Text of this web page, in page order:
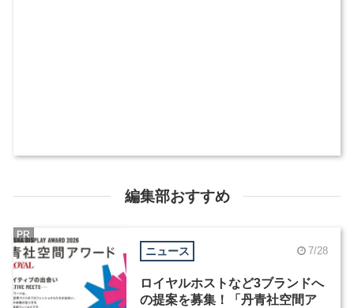
編集部おすすめ
ニュース 7/28
ロイヤルホストなど3ブランドへ
の提案を募集！「丹青社空間ア
PR